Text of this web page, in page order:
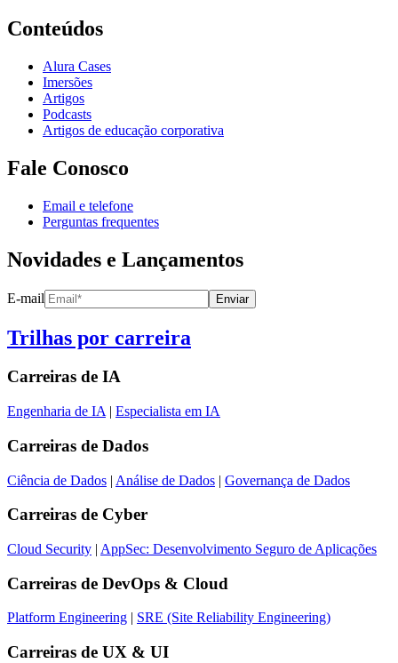
Conteúdos
Alura Cases
Imersões
Artigos
Podcasts
Artigos de educação corporativa
Fale Conosco
Email e telefone
Perguntas frequentes
Novidades e Lançamentos
E-mail Enviar
Trilhas por carreira
Carreiras de IA
Engenharia de IA | Especialista em IA
Carreiras de Dados
Ciência de Dados | Análise de Dados | Governança de Dados
Carreiras de Cyber
Cloud Security | AppSec: Desenvolvimento Seguro de Aplicações
Carreiras de DevOps & Cloud
Platform Engineering SRE (Site Reliability Engineering)
Carreiras de UX & UI